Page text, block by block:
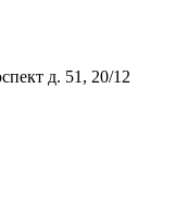
д. 51, 20/12